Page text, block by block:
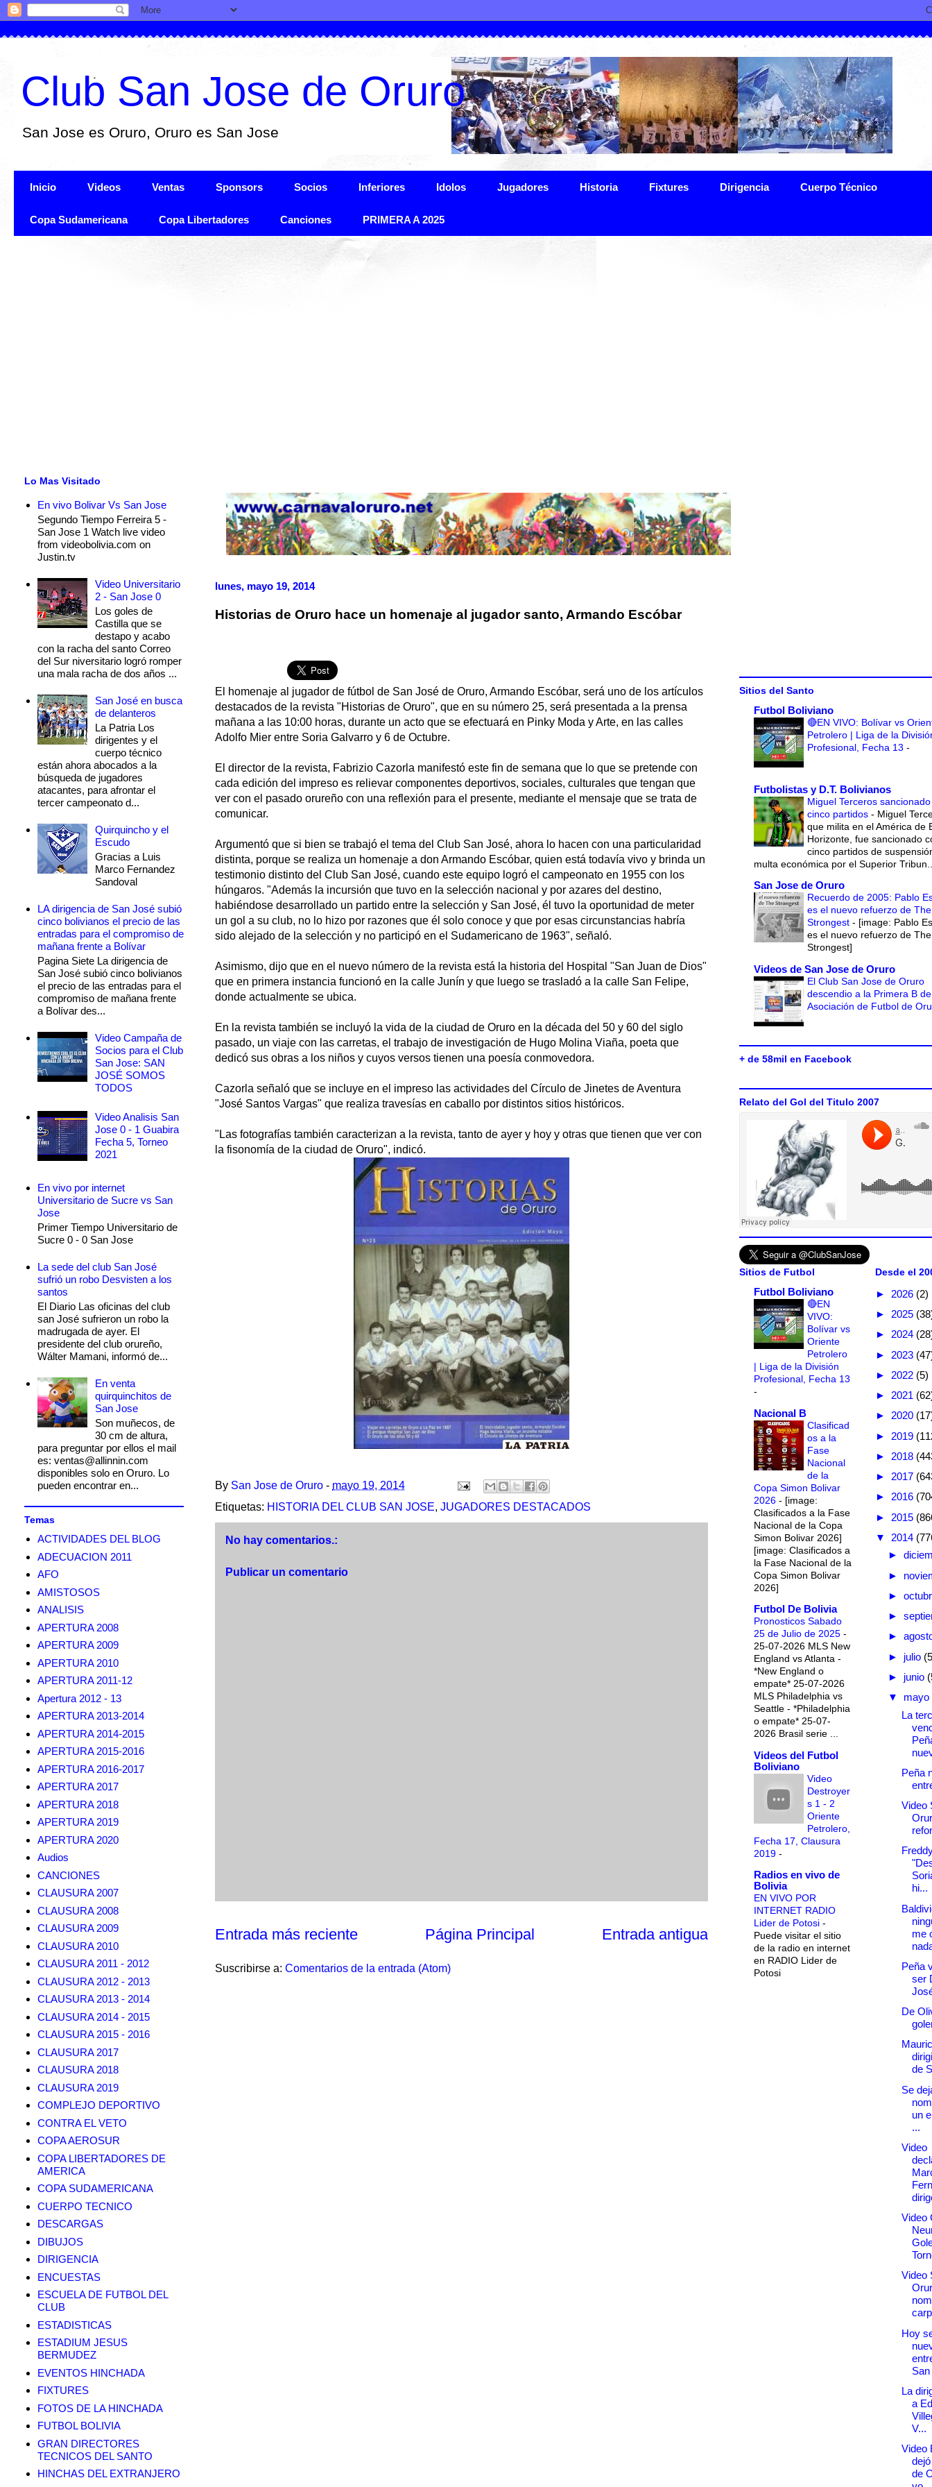
Club San Jose de Oruro
San Jose es Oruro, Oruro es San Jose
Inicio Videos Ventas Sponsors Socios Inferiores Idolos Jugadores Historia Fixtures Dirigencia Cuerpo Técnico
Copa Sudamericana Copa Libertadores Canciones PRIMERA A 2025
lunes, mayo 19, 2014
Historias de Oruro hace un homenaje al jugador santo, Armando Escóbar
El homenaje al jugador de fútbol de San José de Oruro, Armando Escóbar, será uno de los artículos
destacados de la revista "Historias de Oruro", que en su número 25, será presentada a la prensa
mañana a las 10:00 horas, durante un acto que se efectuará en Pinky Moda y Arte, en las calles
Adolfo Mier entre Soria Galvarro y 6 de Octubre.
El director de la revista, Fabrizio Cazorla manifestó este fin de semana que lo que se pretende con
cada edición del impreso es relievar componentes deportivos, sociales, culturales que tengan que
ver con el pasado orureño con una reflexión para el presente, mediante el mensaje que se trata de
comunicar.
Argumentó que si bien se trabajó el tema del Club San José, ahora lo hacen con una particularidad
distinta, porque se realiza un homenaje a don Armando Escóbar, quien está todavía vivo y brinda un
testimonio distinto del Club San José, cuando este equipo logró el campeonato en 1955 con los
húngaros. "Además la incursión que tuvo en la selección nacional y por azares del destino,
habiéndose desarrollado un partido entre la selección y San José, él tuvo la oportunidad de meter
un gol a su club, no lo hizo por razones que él solo conoce y que por esas circunstancias habría
sido alejado de la selección y no participó en el Sudamericano de 1963", señaló.
Asimismo, dijo que en el nuevo número de la revista está la historia del Hospital "San Juan de Dios"
que en primera instancia funcionó en la calle Junín y que luego se trasladó a la calle San Felipe,
donde actualmente se ubica.
En la revista también se incluyó la vida de la ciudad de Oruro en la década del 50 y 60 del siglo
pasado, un viaje con las carretas, el trabajo de investigación de Hugo Molina Viaña, poeta que
dedicó sus obras a los niños y cuyos versos tienen una poesía conmovedora.
Cazorla señaló que se incluye en el impreso las actividades del Círculo de Jinetes de Aventura
"José Santos Vargas" que realiza travesías en caballo por distintos sitios históricos.
"Las fotografías también caracterizan a la revista, tanto de ayer y hoy y otras que tienen que ver con
la fisonomía de la ciudad de Oruro", indicó.
By San Jose de Oruro - mayo 19, 2014
Etiquetas: HISTORIA DEL CLUB SAN JOSE, JUGADORES DESTACADOS
No hay comentarios.:
Publicar un comentario
Entrada más reciente Entrada antigua
Página Principal
Suscribirse a: Comentarios de la entrada (Atom)
Lo Mas Visitado
En vivo Bolivar Vs San Jose
Segundo Tiempo Ferreira 5 -
San Jose 1 Watch live video
from videobolivia.com on
Justin.tv
Video Universitario
2 - San Jose 0
Los goles de
Castilla que se
destapo y acabo
con la racha del santo Correo
del Sur niversitario logró romper
una mala racha de dos años ...
San José en busca
de delanteros
La Patria Los
dirigentes y el
cuerpo técnico
están ahora abocados a la
búsqueda de jugadores
atacantes, para afrontar el
tercer campeonato d...
Quirquincho y el
Escudo
Gracias a Luis
Marco Fernandez
Sandoval
LA dirigencia de San José subió
cinco bolivianos el precio de las
entradas para el compromiso de
mañana frente a Bolívar
Pagina Siete La dirigencia de
San José subió cinco bolivianos
el precio de las entradas para el
compromiso de mañana frente
a Bolívar des...
Video Campaña de
Socios para el Club
San Jose: SAN
JOSÉ SOMOS
TODOS
Video Analisis San
Jose 0 - 1 Guabira
Fecha 5, Torneo
2021
En vivo por internet
Universitario de Sucre vs San
Jose
Primer Tiempo Universitario de
Sucre 0 - 0 San Jose
La sede del club San José
sufrió un robo Desvisten a los
santos
El Diario Las oficinas del club
san José sufrieron un robo la
madrugada de ayer. El
presidente del club orureño,
Wálter Mamani, informó de...
En venta
quirquinchitos de
San Jose
Son muñecos, de
30 cm de altura,
para preguntar por ellos el mail
es: ventas@allinnin.com
disponibles solo en Oruro. Lo
pueden encontrar en...
Temas
ACTIVIDADES DEL BLOG
ADECUACION 2011
AFO
AMISTOSOS
ANALISIS
APERTURA 2008
APERTURA 2009
APERTURA 2010
APERTURA 2011-12
Apertura 2012 - 13
APERTURA 2013-2014
APERTURA 2014-2015
APERTURA 2015-2016
APERTURA 2016-2017
APERTURA 2017
APERTURA 2018
APERTURA 2019
APERTURA 2020
Audios
CANCIONES
CLAUSURA 2007
CLAUSURA 2008
CLAUSURA 2009
CLAUSURA 2010
CLAUSURA 2011 - 2012
CLAUSURA 2012 - 2013
CLAUSURA 2013 - 2014
CLAUSURA 2014 - 2015
CLAUSURA 2015 - 2016
CLAUSURA 2017
CLAUSURA 2018
CLAUSURA 2019
COMPLEJO DEPORTIVO
CONTRA EL VETO
COPA AEROSUR
COPA LIBERTADORES DE
AMERICA
COPA SUDAMERICANA
CUERPO TECNICO
DESCARGAS
DIBUJOS
DIRIGENCIA
ENCUESTAS
ESCUELA DE FUTBOL DEL
CLUB
ESTADISTICAS
ESTADIUM JESUS
BERMUDEZ
EVENTOS HINCHADA
FIXTURES
FOTOS DE LA HINCHADA
FUTBOL BOLIVIA
GRAN DIRECTORES
TECNICOS DEL SANTO
HINCHAS DEL EXTRANJERO
Sitios del Santo
Futbol Boliviano
🔴EN VIVO: Bolívar vs
Petrolero | Liga de la
Profesional, Fecha 13 -
Futbolistas y D.T. Bolivianos
Miguel Terceros
cinco partidos - Miguel
que milita en el América de
Horizonte, fue sancionado
cinco partidos de
multa económica por el Superior
San Jose de Oruro
Recuerdo de 2005: Pablo
es el nuevo refuerzo de The
Strongest - [image: Pablo
es el nuevo refuerzo de The
Strongest]
Videos de San Jose de Oruro
El Club San Jose de Oruro
descendio a la Primera B
Asociación de Futbol de
+ de 58mil en Facebook
Relato del Gol del Titulo 2007
Sitios de Futbol
Futbol Boliviano
🔴EN
VIVO:
Bolívar vs
Oriente
Petrolero
| Liga de la División
Profesional, Fecha 13
-
Nacional B
Clasificad
os a la
Fase
Nacional
de la
Copa Simon Bolivar
2026 - [image:
Clasificados a la Fase
Nacional de la Copa
Simon Bolivar 2026]
[image: Clasificados a
la Fase Nacional de la
Copa Simon Bolivar
2026]
Futbol De Bolivia
Pronosticos Sabado
25 de Julio de 2025 -
25-07-2026 MLS New
England vs Atlanta -
*New England o
empate* 25-07-2026
MLS Philadelphia vs
Seattle - *Philadelphia
o empate* 25-07-
2026 Brasil serie ...
Videos del Futbol
Boliviano
Video
Destroyer
s 1 - 2
Oriente
Petrolero,
Fecha 17, Clausura
2019 -
Radios en vivo de
Bolivia
EN VIVO POR
INTERNET RADIO
Lider de Potosi -
Puede visitar el sitio
de la radio en internet
en RADIO Lider de
Potosi
Desde el
► 2026 (2)
► 2025
► 2024
► 2023
► 2022 (5)
► 2021
► 2020
► 2019
► 2018
► 2017
► 2016
► 2015
▼ 2014
►
►
►
►
►
► julio
► junio
▼ mayo
La
Peña
Video
hi...
me
Peña
ser
De
de
Se
un
...
Video
Video
Video
Hoy
La
a
V...
Video
de